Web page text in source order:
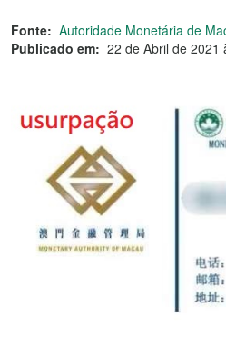
Fonte: Autoridade Monetária de
Publicado em: 22 de Abril de 2021